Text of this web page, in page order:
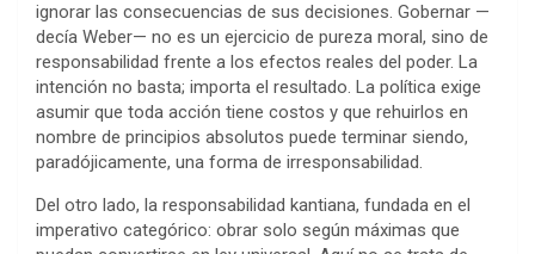
ignorar las consecuencias de sus decisiones. Gobernar —
decía Weber— no es un ejercicio de pureza moral, sino de
responsabilidad frente a los efectos reales del poder. La
intención no basta; importa el resultado. La política exige
asumir que toda acción tiene costos y que rehuirlos en
nombre de principios absolutos puede terminar siendo,
paradójicamente, una forma de irresponsabilidad.
Del otro lado, la responsabilidad kantiana, fundada en el
imperativo categórico: obrar solo según máximas que